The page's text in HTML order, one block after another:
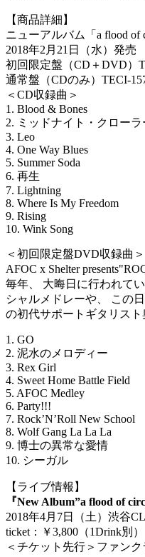
【商品詳細】
ニューアルバム「a flood of
2018年2月21日（水）発売
初回限定盤（CD＋DVD）
通常盤（CDのみ）TECI-
＜CD収録曲＞
1. Blood & Bones
2. ミッドナイト・クローラ
3. Leo
4. One Way Blues
5. Summer Soda
6. 再生
7. Lightning
8. Where Is My Freedom
9. Rising
10. Wink Song
＜初回限定盤DVD収録曲＞
AFOC x Shelter
毎年、 大晦日に行われて
シャルメドレーや、 この
の初代サポートギタリスト
1. GO
2. 泥水のメロディー
3. Rex Girl
4. Sweet Home Battle Field
5. AFOC Medley
6. Party!!!
7. Rock’N’Roll New School
8. Wolf Gang La La La
9. 博士の異常な愛情
10. シーガル
【ライブ情報】
『New Album”a flood of
2018年4月7日（土）渋谷
ticket：￥3,800（1Drink別）
＜チケット先行＞ファン